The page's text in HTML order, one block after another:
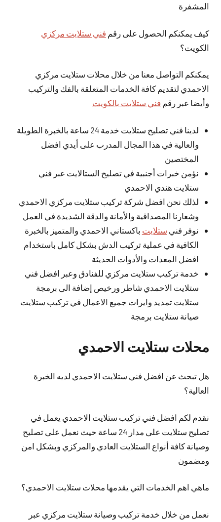
المشفرة
كيف يمكنكم الحصول على رقم فني ستلايت مركزي
الكويت؟
يمكنكم التواصل معنا من خلال محلات ستلايت مركزي
الاحمدي لتقديم كافة الخدمات المتعلقة بالفك والتركيب
وأيضا عبر رقم فني ستلايت بالكويت
لدينا فني تصليح ستلايت خدمة 24 ساعة بالخبرة الطويلة
والعالية في هذا المجال المدرب على أيدي افضل
المختصين
نؤمن خبرات أجنبية في تصليح الستالايت عبر فني
ستلايت هندي الاحمدي
لذلك نحن افضل شركة تركيب ستلايت مركزي الاحمدي
وشعارنا المصداقية والأمانة والدقة الشديدة في العمل
نوفر فني ستلايت باكستاني الاحمدي والمتميز بالخبرة
الكافية في عملية تركيب الدش بشكل كامل باستخدام
افضل المعدات والأدوات الحديثة
خدمة تركيب ستلايت مركزي للفنادق وعبر افضل فني
ستلايت الاحمدي شاطر ورخيص إضافة الى برمجة
ستلايت تمديد وايرات جميع الاعمال في تركيب ستلايت
صيانة ستلايت برمجة
محلات ستلايت الاحمدي
هل تبحث عن افضل فني ستلايت الاحمدي لديه الخبرة
العالية؟
نقدم لكم افضل فني تركيب ستلايت الاحمدي يعمل في
تصليح ستلايت على مدار 24 ساعة حيث نعمل على تصليح
وصيانة كافة أنواع الستلايت العادي والمركزي وبشكل امن
ومضمون
ماهي اهم الخدمات التي يقدمها محلات ستلايت الاحمدي؟
نعمل من خلال خدمة تركيب وصيانة ستلايت مركزي عبر